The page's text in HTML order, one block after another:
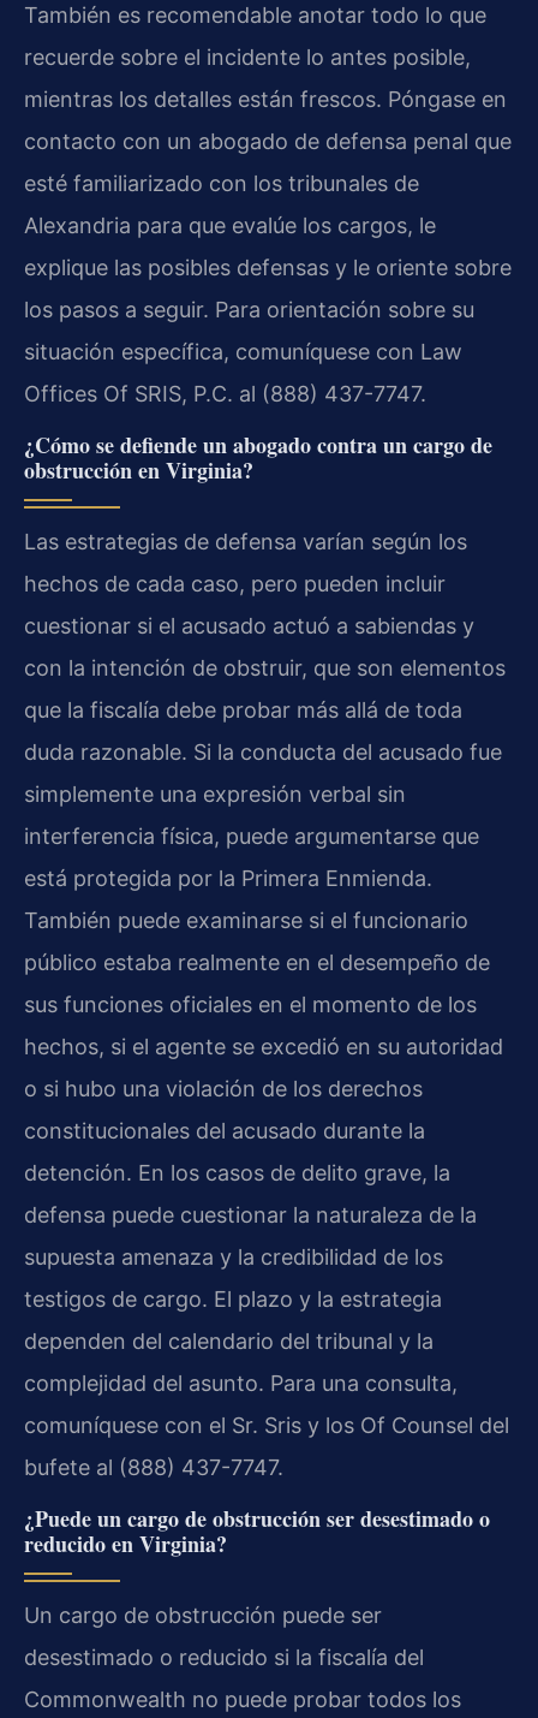
También es recomendable anotar todo lo que
recuerde sobre el incidente lo antes posible,
mientras los detalles están frescos. Póngase en
contacto con un abogado de defensa penal que
esté familiarizado con los tribunales de
Alexandria para que evalúe los cargos, le
explique las posibles defensas y le oriente sobre
los pasos a seguir. Para orientación sobre su
situación específica, comuníquese con Law
Offices Of SRIS, P.C. al (888) 437-7747.
¿Cómo se defiende un abogado contra un cargo de
obstrucción en Virginia?
Las estrategias de defensa varían según los
hechos de cada caso, pero pueden incluir
cuestionar si el acusado actuó a sabiendas y
con la intención de obstruir, que son elementos
que la fiscalía debe probar más allá de toda
duda razonable. Si la conducta del acusado fue
simplemente una expresión verbal sin
interferencia física, puede argumentarse que
está protegida por la Primera Enmienda.
También puede examinarse si el funcionario
público estaba realmente en el desempeño de
sus funciones oficiales en el momento de los
hechos, si el agente se excedió en su autoridad
o si hubo una violación de los derechos
constitucionales del acusado durante la
detención. En los casos de delito grave, la
defensa puede cuestionar la naturaleza de la
supuesta amenaza y la credibilidad de los
testigos de cargo. El plazo y la estrategia
dependen del calendario del tribunal y la
complejidad del asunto. Para una consulta,
comuníquese con el Sr. Sris y los Of Counsel del
bufete al (888) 437-7747.
¿Puede un cargo de obstrucción ser desestimado o
reducido en Virginia?
Un cargo de obstrucción puede ser
desestimado o reducido si la fiscalía del
Commonwealth no puede probar todos los